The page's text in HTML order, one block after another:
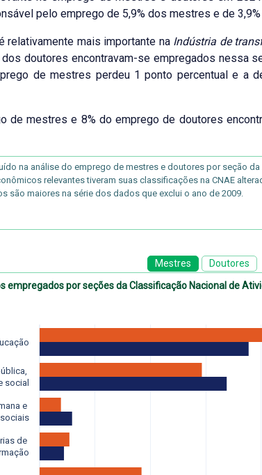
pelo emprego de 5,9% dos mestres e de
relativamente mais importante na Indústria de
doutores encontravam-se empregados nessa
de mestres perdeu 1 ponto percentual e a
de mestres e 8% do emprego de doutores
na análise do emprego de mestres e doutores por seção
relevantes tiveram suas classificações na CNAE
são maiores na série dos dados que exclui o ano de 2009.
Mestres Doutores
empregados por seções da Classificação Nacional de
de
e
social